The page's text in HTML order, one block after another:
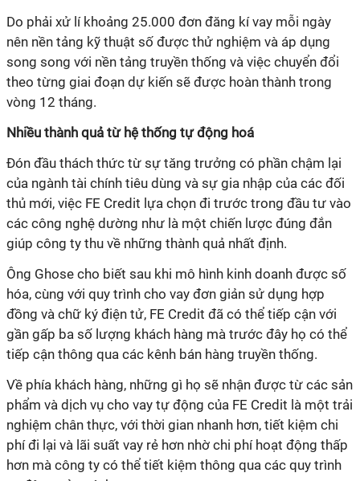
Do phải xử lí khoảng 25.000 đơn đăng kí vay mỗi ngày
nên nền tảng kỹ thuật số được thử nghiệm và áp dụng
song song với nền tảng truyền thống và việc chuyển đổi
theo từng giai đoạn dự kiến sẽ được hoàn thành trong
vòng 12 tháng.
Nhiều thành quả từ hệ thống tự động hoá
Đón đầu thách thức từ sự tăng trưởng có phần chậm lại
của ngành tài chính tiêu dùng và sự gia nhập của các đối
thủ mới, việc FE Credit lựa chọn đi trước trong đầu tư vào
các công nghệ dường như là một chiến lược đúng đắn
giúp công ty thu về những thành quả nhất định.
Ông Ghose cho biết sau khi mô hình kinh doanh được số
hóa, cùng với quy trình cho vay đơn giản sử dụng hợp
đồng và chữ ký điện tử, FE Credit đã có thể tiếp cận với
gần gấp ba số lượng khách hàng mà trước đây họ có thể
tiếp cận thông qua các kênh bán hàng truyền thống.
Về phía khách hàng, những gì họ sẽ nhận được từ các sản
phẩm và dịch vụ cho vay tự động của FE Credit là một trải
nghiệm chân thực, với thời gian nhanh hơn, tiết kiệm chi
phí đi lại và lãi suất vay rẻ hơn nhờ chi phí hoạt động thấp
hơn mà công ty có thể tiết kiệm thông qua các quy trình